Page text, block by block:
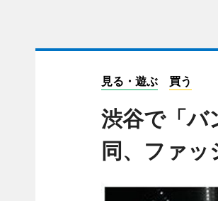
見る・遊ぶ 買う
渋谷で「
同、ファ